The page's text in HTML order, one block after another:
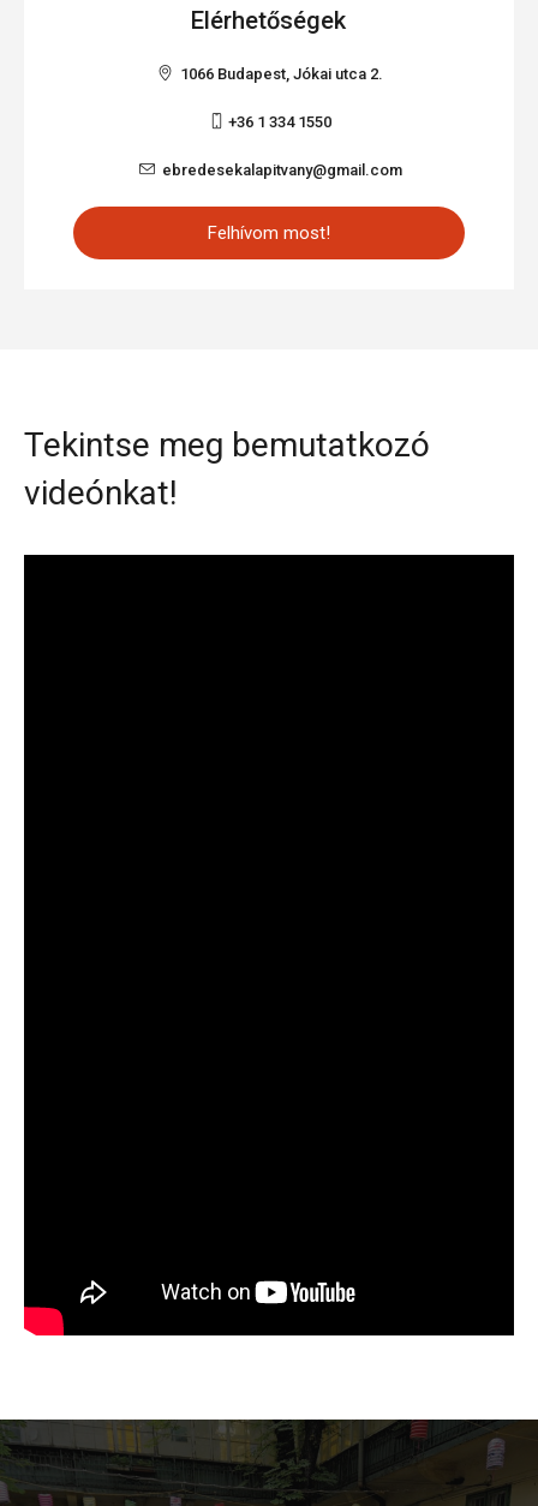
Elérhetőségek
1066 Budapest,Jókai utca 2.
+36 1 334 1550
ebredesekalapitvany@gmail.com
Felhívom most!
Tekintse meg bemutatkozó
videónkat!